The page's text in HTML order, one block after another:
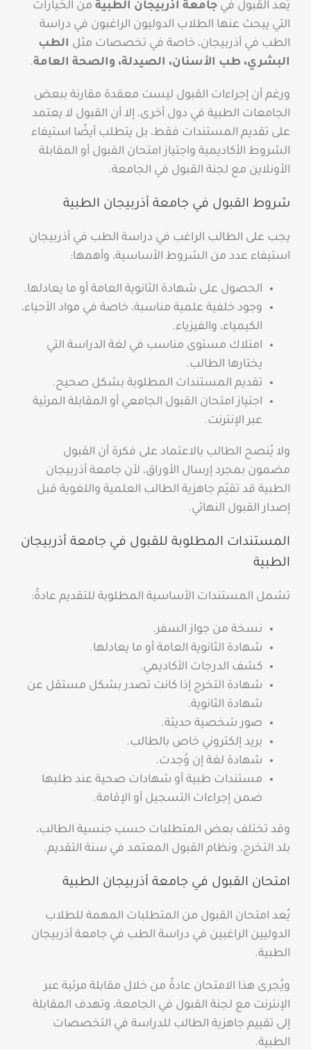
يُعد القبول في جامعة أذربيجان الطبيةمن الخيارات
التي يبحث عنها الطلاب الدوليون الراغبون في دراسة
الطب في أذربيجان، خاصة في تخصصات مثل الطب
البشري، طب الأسنان، الصيدلة، والصحة العامة.
ورغم أن إجراءات القبول ليست معقدة مقارنة ببعض
الجامعات الطبية في دول أخرى، إلا أن القبول لا يعتمد
على تقديم المستندات فقط، بل يتطلب أيضًا استيفاء
الشروط الأكاديمية واجتياز امتحان القبول أو المقابلة
الأونلاين مع لجنة القبول في الجامعة.
شروط القبول في جامعة أذربيجان الطبية
يجب على الطالب الراغب في دراسة الطب في أذربيجان
استيفاء عدد من الشروط الأساسية، وأهمها:
الحصول على شهادة الثانوية العامة أو ما يعادلها.
وجود خلفية علمية مناسبة، خاصة في مواد الأحياء،
الكيمياء، والفيزياء.
امتلاك مستوى مناسب في لغة الدراسة التي
يختارها الطالب.
تقديم المستندات المطلوبة بشكل صحيح.
اجتياز امتحان القبول الجامعي أو المقابلة المرئية
عبر الإنترنت.
ولا يُنصح الطالب بالاعتماد على فكرة أن القبول
مضمون بمجرد إرسال الأوراق، لأن جامعة أذربيجان
الطبية قد تقيّم جاهزية الطالب العلمية واللغوية قبل
إصدار القبول النهائي.
المستندات المطلوبة للقبول في جامعة أذربيجان
الطبية
تشمل المستندات الأساسية المطلوبة للتقديم عادةً:
نسخة من جواز السفر.
شهادة الثانوية العامة أو ما يعادلها.
كشف الدرجات الأكاديمي.
شهادة التخرج إذا كانت تصدر بشكل مستقل عن
شهادة الثانوية.
صور شخصية حديثة.
بريد إلكتروني خاص بالطالب.
شهادة لغة إن وُجدت.
مستندات طبية أو شهادات صحية عند طلبها
ضمن إجراءات التسجيل أو الإقامة.
وقد تختلف بعض المتطلبات حسب جنسية الطالب،
بلد التخرج، ونظام القبول المعتمد في سنة التقديم.
امتحان القبول في جامعة أذربيجان الطبية
يُعد امتحان القبول من المتطلبات المهمة للطلاب
الدوليين الراغبين في دراسة الطب في جامعة أذربيجان
الطبية.
ويُجرى هذا الامتحان عادةً من خلال مقابلة مرئية عبر
الإنترنت مع لجنة القبول في الجامعة، وتهدف المقابلة
إلى تقييم جاهزية الطالب للدراسة في التخصصات
الطبية.